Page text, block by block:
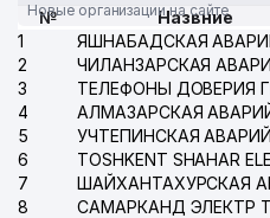
Новые организации на сайте
№
Назвние
1
2
3
4
5
6
7
8